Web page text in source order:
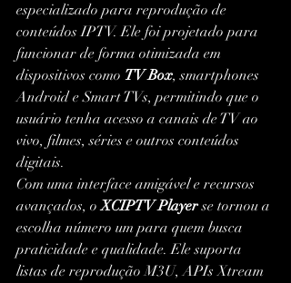
especializado para reprodução de
conteúdos IPTV. Ele foi projetado para
funcionar de forma otimizada em
dispositivos como TV Box, smartphones
Android e Smart TVs, permitindo que o
usuário tenha acesso a canais de TV ao
vivo, filmes, séries e outros conteúdos
digitais.
Com uma interface amigável e recursos
avançados, o XCIPTV Player se tornou a
escolha número um para quem busca
praticidade e qualidade. Ele suporta
listas de reprodução M3U, APIs Xtream